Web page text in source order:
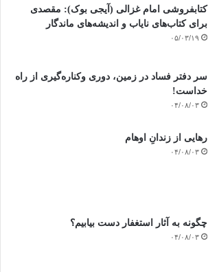
کتابفروشی امام غزالی (آیجی بوک): مقصدی
برای کتاب‌های نایاب و اندیشه‌های ماندگار
۰۵/۰۳/۱۹
سر دفتر فساد در زمین‌، دوری وکناره‌گیری از راه
خداست‌!
۰۴/۰۸/۰۳
رهایی از زندانِ اوهام
۰۴/۰۸/۰۳
چگونه به آثار استغفار دست بیابیم؟
۰۴/۰۸/۰۳